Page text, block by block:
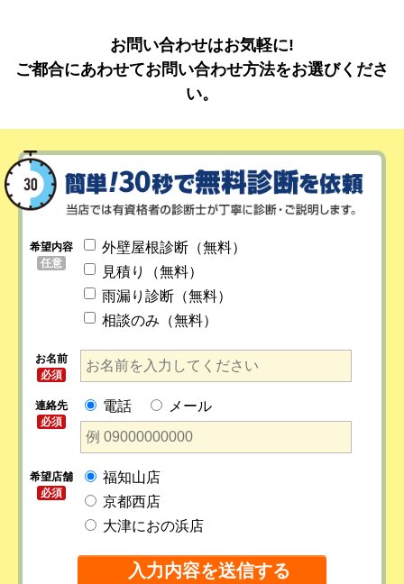
お問い合わせはお気軽に!
ご都合にあわせてお問い合わせ方法をお選びくださ
い。
希望内容
任意
外壁屋根診断（無料）
見積り（無料）
雨漏り診断（無料）
相談のみ（無料）
お名前
必須
連絡先
必須
電話 メール
希望店舗
必須
福知山店
京都西店
大津におの浜店